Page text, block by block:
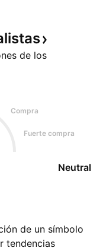
de los
Compra
Fuerte compra
Neutral
de un símbolo
tendencias